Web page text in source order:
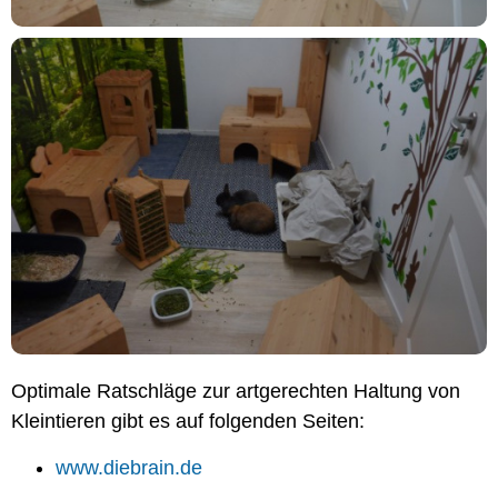
Optimale Ratschläge zur artgerechten Haltung von
Kleintieren gibt es auf folgenden Seiten:
www.diebrain.de